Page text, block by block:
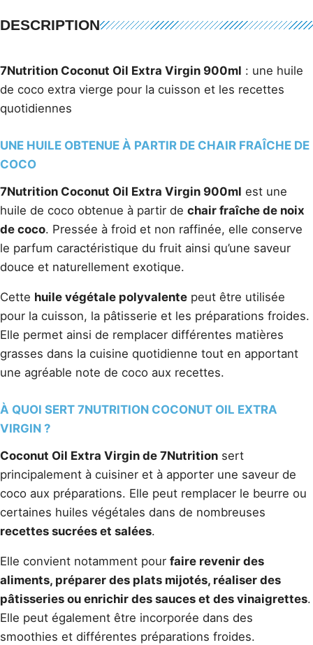
DESCRIPTION
7Nutrition Coconut Oil Extra Virgin 900ml : une huile
de coco extra vierge pour la cuisson et les recettes
quotidiennes
UNE HUILE OBTENUE À PARTIR DE CHAIR FRAÎCHE DE
COCO
7Nutrition Coconut Oil Extra Virgin 900ml est une
huile de coco obtenue à partir de chair fraîche de noix
de coco. Pressée à froid et non raffinée, elle conserve
le parfum caractéristique du fruit ainsi qu’une saveur
douce et naturellement exotique.
Cette huile végétale polyvalente peut être utilisée
pour la cuisson, la pâtisserie et les préparations froides.
Elle permet ainsi de remplacer différentes matières
grasses dans la cuisine quotidienne tout en apportant
une agréable note de coco aux recettes.
À QUOI SERT 7NUTRITION COCONUT OIL EXTRA
VIRGIN ?
Coconut Oil Extra Virgin de 7Nutrition sert
principalement à cuisiner et à apporter une saveur de
coco aux préparations. Elle peut remplacer le beurre ou
certaines huiles végétales dans de nombreuses
recettes sucrées et salées.
Elle convient notamment pour faire revenir des
aliments, préparer des plats mijotés, réaliser des
pâtisseries ou enrichir des sauces et des vinaigrettes.
Elle peut également être incorporée dans des
smoothies et différentes préparations froides.